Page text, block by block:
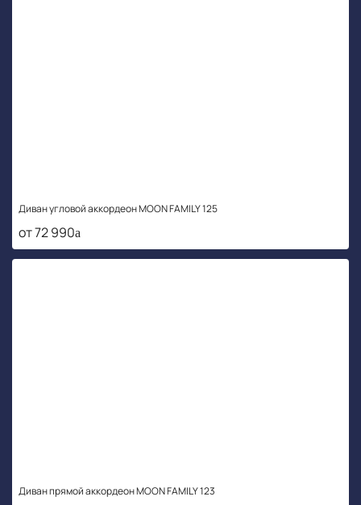
Диван угловой аккордеон MOON FAMILY 125
от 72 990
Диван прямой аккордеон MOON FAMILY 123